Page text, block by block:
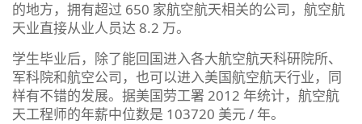
的地方，拥有超过 650 家航空航天相关的公司，航空航
天业直接从业人员达 8.2 万。
学生毕业后，除了能回国进入各大航空航天科研院所、
军科院和航空公司，也可以进入美国航空航天行业，同
样有不错的发展。据美国劳工署 2012 年统计，航空航
天工程师的年薪中位数是 103720 美元 / 年。